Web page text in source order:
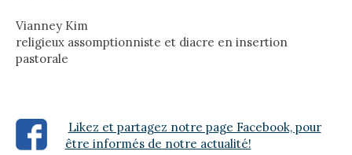
Vianney Kim
religieux assomptionniste et diacre en insertion
pastorale
Likez et partagez notre page Facebook, pour
être informés de notre actualité!